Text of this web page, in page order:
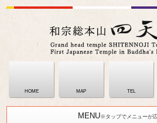
HOME MAP TEL
MENU※タップでメニューが広